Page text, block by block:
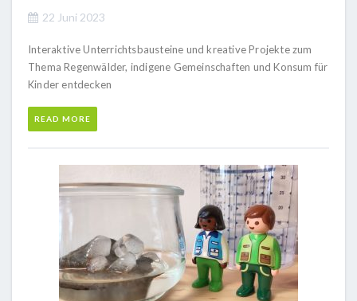
22 Juni 2023
Interaktive Unterrichtsbausteine und kreative Projekte zum
Thema Regenwälder, indigene Gemeinschaften und Konsum für
Kinder entdecken
READ MORE